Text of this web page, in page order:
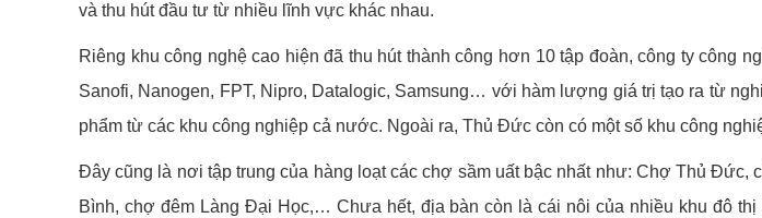
và thu hút đầu tư từ nhiều lĩnh vực khác nhau.
Riêng khu công nghệ cao hiện đã thu hút thành công hơn 10 tập đoàn, công ty công
Sanofi, Nanogen, FPT, Nipro, Datalogic, Samsung… với hàm lượng giá trị tạo ra từ
phẩm từ các khu công nghiệp cả nước. Ngoài ra, Thủ Đức còn có một số khu công
Đây cũng là nơi tập trung của hàng loạt các chợ sầm uất bậc nhất như: Chợ Thủ
Bình, chợ đêm Làng Đại Học,… Chưa hết, địa bàn còn là cái nôi của nhiều khu đô